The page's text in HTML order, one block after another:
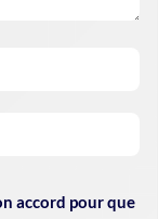
accord pour que